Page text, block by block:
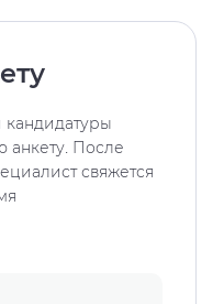
анкету. После
свяжется